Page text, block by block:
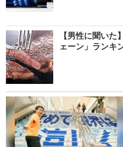
【男性に聞い
ェーン」ラン